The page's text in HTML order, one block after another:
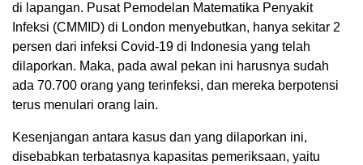
di lapangan. Pusat Pemodelan Matematika Penyakit
Infeksi (CMMID) di London menyebutkan, hanya sekitar 2
persen dari infeksi Covid-19 di Indonesia yang telah
dilaporkan. Maka, pada awal pekan ini harusnya sudah
ada 70.700 orang yang terinfeksi, dan mereka berpotensi
terus menulari orang lain.
Kesenjangan antara kasus dan yang dilaporkan ini,
disebabkan terbatasnya kapasitas pemeriksaan, yaitu